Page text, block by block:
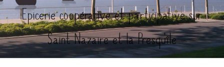
Epicerie coopérative et participative sur
Saint-Nazaire et la Presqu'île